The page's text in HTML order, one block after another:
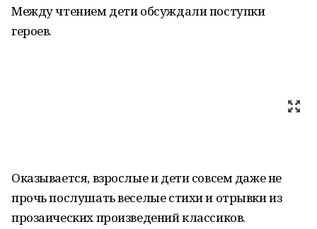
Между чтением дети обсуждали поступки
героев.
Оказывается, взрослые и дети совсем даже не
прочь послушать веселые стихи и отрывки из
прозаических произведений классиков.